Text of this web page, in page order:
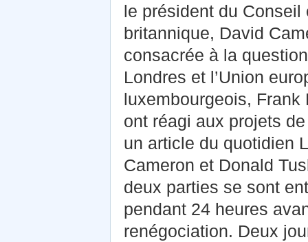
le président du
britannique, David
consacrée à la
Londres et l’Union
luxembourgeois, Frank
ont réagi aux projets
un article du quotidien
Cameron et Donald
deux parties se sont
pendant 24 heures
renégociation. Deux